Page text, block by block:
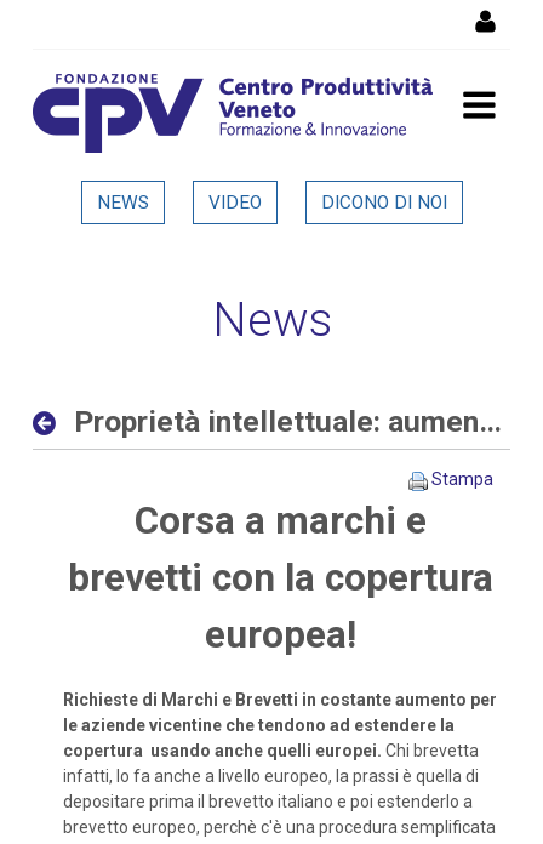
Proprietà intellettuale:
delle aziende allo sportello
evidenza
NEWS VIDEO DICONO DI NOI
News
Proprietà intellettuale: aumentano le richieste delle aziende allo sportello del CPV
Stampa
Corsa a marchi e
brevetti con la copertura
europea!
Richieste di Marchi e Brevetti in costante aumento per
le aziende vicentine che tendono ad estendere la
copertura usando anche quelli europei. Chi brevetta
infatti, lo fa anche a livello europeo, la prassi è quella di
depositare prima il brevetto italiano e poi estenderlo a
brevetto europeo, perchè c'è una procedura semplificata